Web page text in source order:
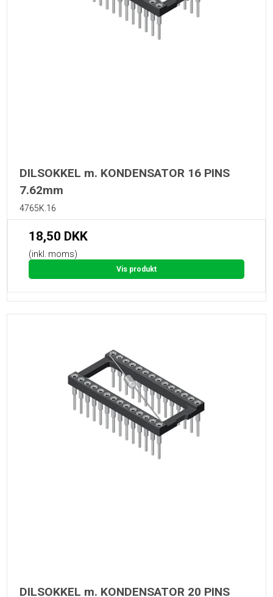
DILSOKKEL m. KONDENSATOR 16 PINS
7.62mm
4765K.16
18,50 DKK
(inkl. moms)
Vis produkt
DILSOKKEL m. KONDENSATOR 20 PINS